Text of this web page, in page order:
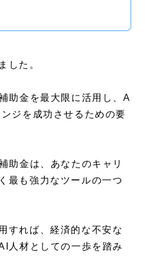
した。
助金を最大限に活用し、A
ジを成功させるための要
助金は、あなたのキャリ
最も強力なツールの一つ
すれば、経済的な不安な
人材としての一歩を踏み